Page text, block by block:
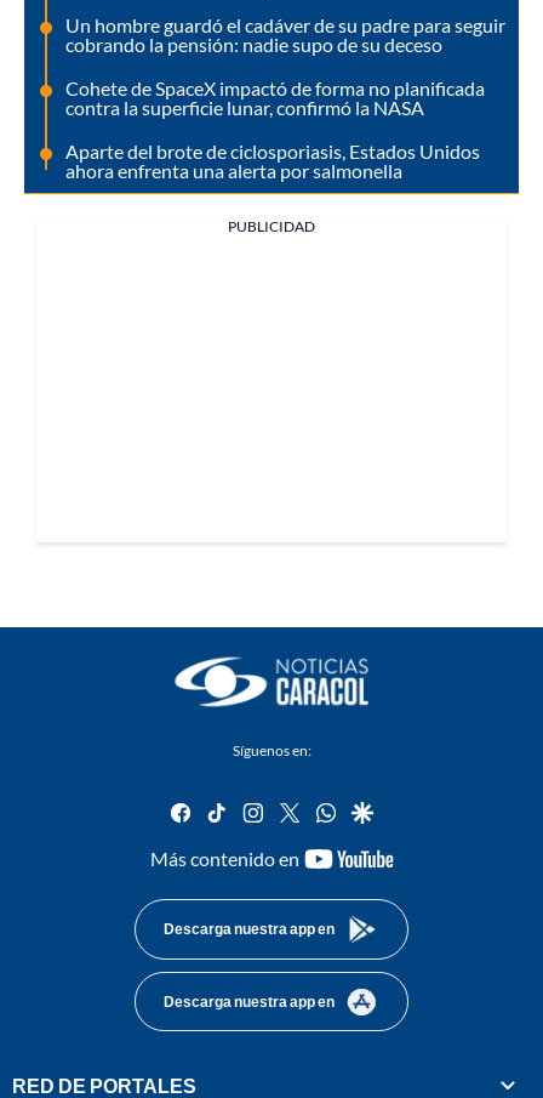
Un hombre guardó el cadáver de su padre para seguir
cobrando la pensión: nadie supo de su deceso
Cohete de SpaceX impactó de forma no planificada
contra la superficie lunar, confirmó la NASA
Aparte del brote de ciclosporiasis, Estados Unidos
ahora enfrenta una alerta por salmonella
PUBLICIDAD
Síguenos en:
facebook
tiktok instagram
twitterwhatsapp
google
Más contenido en
youtube-
Descarga nuestra app en
Descarga nuestra app en
RED DE PORTALES